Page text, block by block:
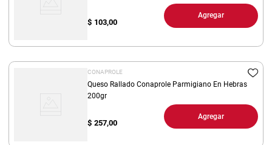
$ 103,00
Agregar
CONAPROLE
Queso Rallado Conaprole Parmigiano En Hebras
200gr
$ 257,00
Agregar